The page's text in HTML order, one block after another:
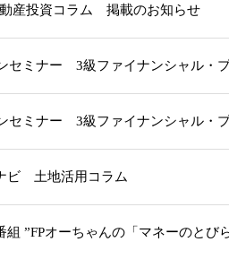
産投資コラム 掲載のお知らせ
セミナー 3級ファイナンシャル・
セミナー 3級ファイナンシャル・
ビ 土地活用コラム
組 ”FPオーちゃんの「マネーのとび